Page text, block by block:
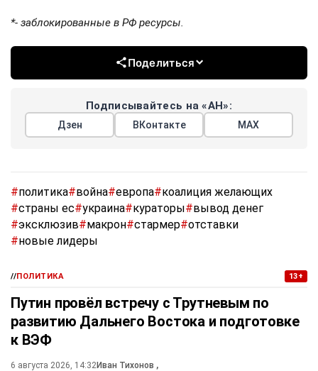
*- заблокированные в РФ ресурсы.
Поделиться
Подписывайтесь на «АН»:
Дзен ВКонтакте МАХ
#политика#война#европа#коалиция желающих
#страны ес#украина#кураторы#вывод денег
#эксклюзив#макрон#стармер#отставки
#новые лидеры
//ПОЛИТИКА 13+
Путин провёл встречу с Трутневым по
развитию Дальнего Востока и подготовке
к ВЭФ
6 августа 2026, 14:32Иван Тихонов ,